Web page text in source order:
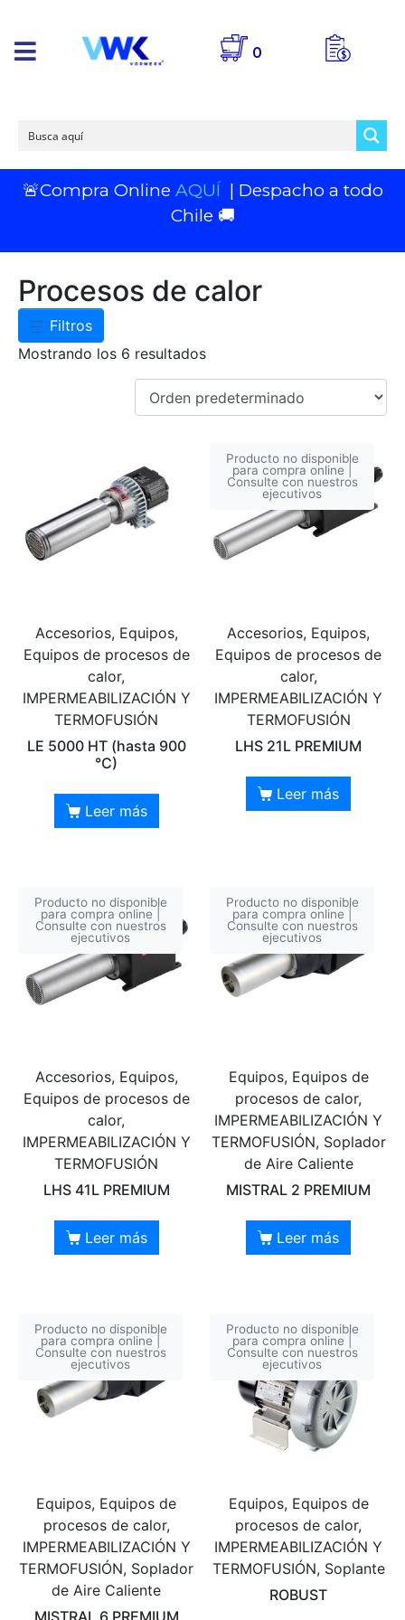
0
🚨Compra Online AQUÍ | Despacho a todo
Chile 🚚
Procesos de calor
Filtros
Mostrando los 6 resultados
Accesorios, Equipos,
Equipos de procesos de
calor,
IMPERMEABILIZACIÓN Y
TERMOFUSIÓN
LE 5000 HT (hasta 900
°C)
Leer más
Producto no disponible
para compra online |
Consulte con nuestros
ejecutivos
Accesorios, Equipos,
Equipos de procesos de
calor,
IMPERMEABILIZACIÓN Y
TERMOFUSIÓN
LHS 21L PREMIUM
Leer más
Producto no disponible
para compra online |
Consulte con nuestros
ejecutivos
Accesorios, Equipos,
Equipos de procesos de
calor,
IMPERMEABILIZACIÓN Y
TERMOFUSIÓN
LHS 41L PREMIUM
Leer más
Producto no disponible
para compra online |
Consulte con nuestros
ejecutivos
Equipos, Equipos de
procesos de calor,
IMPERMEABILIZACIÓN Y
TERMOFUSIÓN, Soplador
de Aire Caliente
MISTRAL 2 PREMIUM
Leer más
Producto no disponible
para compra online |
Consulte con nuestros
ejecutivos
Equipos, Equipos de
procesos de calor,
IMPERMEABILIZACIÓN Y
TERMOFUSIÓN, Soplador
de Aire Caliente
MISTRAL 6 PREMIUM
Producto no disponible
para compra online |
Consulte con nuestros
ejecutivos
Equipos, Equipos de
procesos de calor,
IMPERMEABILIZACIÓN Y
TERMOFUSIÓN, Soplante
ROBUST